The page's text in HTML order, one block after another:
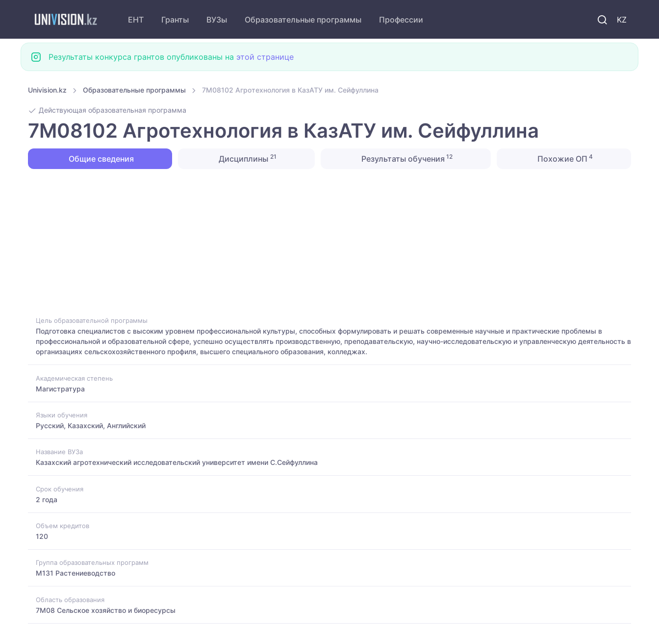
KZ
ЕНТ Гранты ВУЗы Образовательные программы Профессии
Результаты конкурса грантов опубликованы на этой странице
Univision.kz Образовательные программы 7M08102 Агротехнология в КазАТУ им. Сейфуллина
Действующая образовательная программа
7M08102 Агротехнология в КазАТУ им. Сейфуллина
Общие сведения Дисциплины 21 Результаты обучения 12 Похожие ОП 4
Цель образовательной программы
Подготовка специалистов с высоким уровнем профессиональной культуры, способных формулировать и решать современные научные и практические проблемы в
профессиональной и образовательной сфере, успешно осуществлять производственную, преподавательскую, научно-исследовательскую и управленческую деятельность в
организациях сельскохозяйственного профиля, высшего специального образования, колледжах.
Академическая степень
Магистратура
Языки обучения
Русский, Казахский, Английский
Название ВУЗа
Казахский агротехнический исследовательский университет имени С.Сейфуллина
Срок обучения
2 года
Объем кредитов
120
Группа образовательных программ
M131 Растениеводство
Область образования
7M08 Сельское хозяйство и биоресурсы